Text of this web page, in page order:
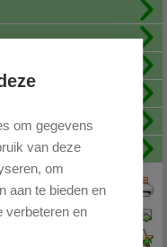
om gegevens
van deze
om
aan te bieden en
verbeteren en
Print deze pagina
Pagina doorsturen